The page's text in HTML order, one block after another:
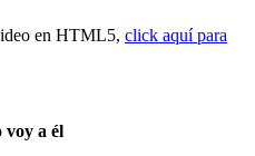
en HTML5, click aquí para
voy a él